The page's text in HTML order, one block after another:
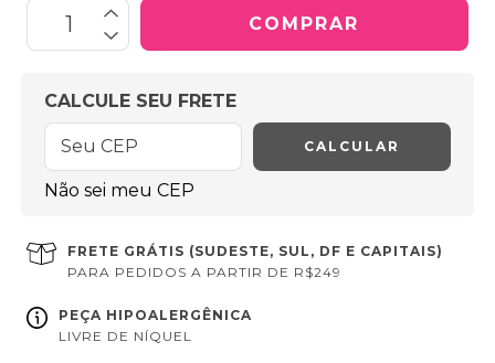
OPÇÕES DE FRETE
CALCULE SEU FRETE
CALCULAR
Não sei meu CEP
FRETE GRÁTIS (SUDESTE, SUL, DF E CAPITAIS)
PARA PEDIDOS A PARTIR DE R$249
PEÇA HIPOALERGÊNICA
LIVRE DE NÍQUEL